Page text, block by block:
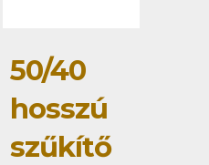
50/40
hosszú
szűkítő